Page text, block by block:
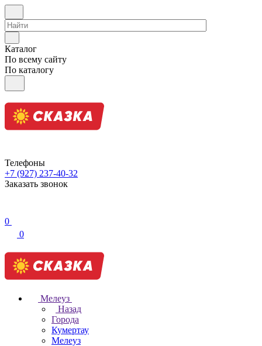
Каталог
По всему сайту
По каталогу
Телефоны
+7 (927) 237-40-32
Заказать звонок
0
0
Мелеуз
Назад
Города
Кумертау
Мелеуз